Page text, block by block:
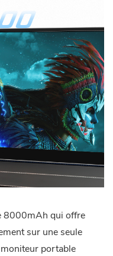
8000mAh qui offre
sur une seule
portable